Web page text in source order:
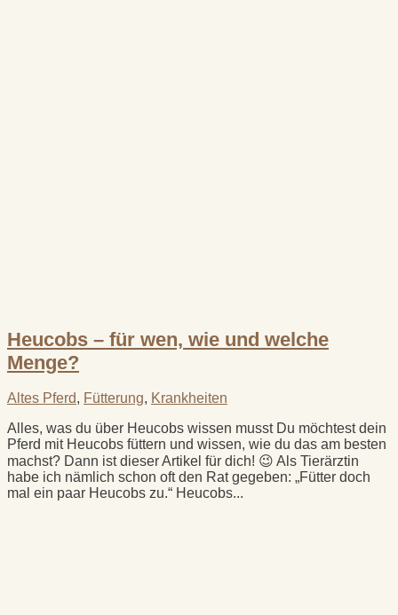
Heucobs – für wen, wie und welche
Menge?
Altes Pferd, Fütterung, Krankheiten
Alles, was du über Heucobs wissen musst Du möchtest dein
Pferd mit Heucobs füttern und wissen, wie du das am besten
machst? Dann ist dieser Artikel für dich! 😉 Als Tierärztin
habe ich nämlich schon oft den Rat gegeben: „Fütter doch
mal ein paar Heucobs zu.“ Heucobs...